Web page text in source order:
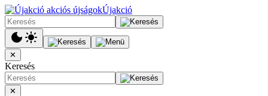
Újakció
✕
Keresés
✕